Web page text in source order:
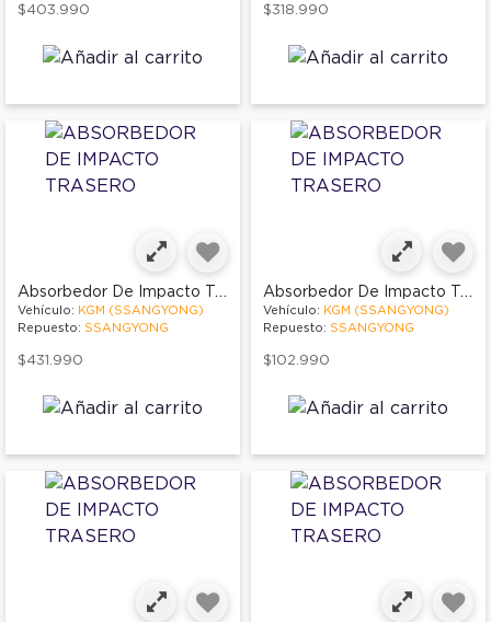
$403.990 $318.990
Absorbedor De Impacto Trasero
Vehículo: KGM (SSANGYONG)
Repuesto: SSANGYONG
$431.990
Absorbedor De Impacto Trasero
Vehículo: KGM (SSANGYONG)
Repuesto: SSANGYONG
$102.990